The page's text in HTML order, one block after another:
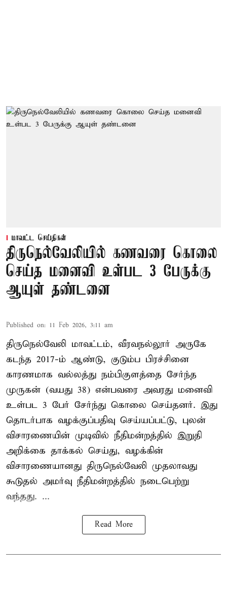
மாவட்ட செய்திகள்
திருநெல்வேலியில் கணவரை கொலை
செய்த மனைவி உள்பட 3 பேருக்கு
ஆயுள் தண்டனை
Published on: 11 Feb 2026, 3:11 am
திருநெல்வேலி மாவட்டம், வீரவநல்லூர் அருகே
கடந்த 2017-ம் ஆண்டு, குடும்ப பிரச்சினை
காரணமாக வல்லத்து நம்பிகுளத்தை சேர்ந்த
முருகன் (வயது 38) என்பவரை அவரது மனைவி
உள்பட 3 பேர் சேர்ந்து கொலை செய்தனர். இது
தொடர்பாக வழக்குப்பதிவு செய்யப்பட்டு, புலன்
விசாரணையின் முடிவில் நீதிமன்றத்தில் இறுதி
அறிக்கை தாக்கல் செய்து, வழக்கின்
விசாரணையானது திருநெல்வேலி முதலாவது
கூடுதல் அமர்வு நீதிமன்றத்தில் நடைபெற்று
வந்தது. ...
Read More